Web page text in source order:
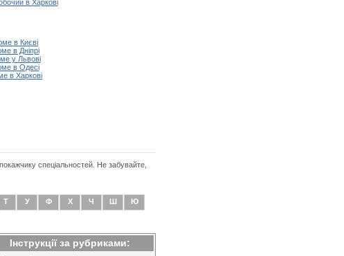
в Харкові
в Києві
в Дніпрі
у Львові
в Одесі
в Харкові
спеціальностей. Не забувайте,
Т У Ф Х Ч Ш Ю
Інструкції за рубриками: